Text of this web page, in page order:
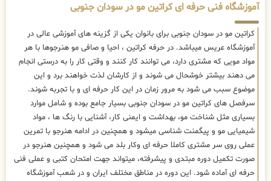
آموزشگاه فنی حرفه ای کراتین مو در سودان جنوبی
کراتین مو در سودان جنوبی برای بانوان یکی از گزینه های آموزشی عالی در
آموزشگاه عریس میباشد. در حرفه کراتین ، احیا و صافی مو هنرجوها با هر
مواد مویی که مشتری دارد، می توانند کار کنند و وقتی کار را به درستی انجام
می دهند بیشتر خوشحال می شوند و از کارشان لذت خواهند برد و این
موضوع سبب می شود به مرور زمان در این کار حرفه ای و با تجربه شوند.
سرفصل های کراتین مو در سودان جنوبی بسیار جامع بوده و شامل موارد
بسیاری مثل شناخت مو، بهداشت و ایمنی کار، آشنایی با رنگ ها ، مواد
شیمیایی مو و پیگمنت شناسی میشود و همچنین در ادامه هنرجو با تمرین
عملی روی سر مشتری کاملا حرفه ای وکار بلد می شود و همچنین هنرجو در
صورت تکمیل دوره مبتدی و پیشرفته، میتواند جهت امتحان کتبی و عملی فنی
حرفه ای آماده شود. این دوره در مناطق مختلف ایران و در شعب آموزشگاه